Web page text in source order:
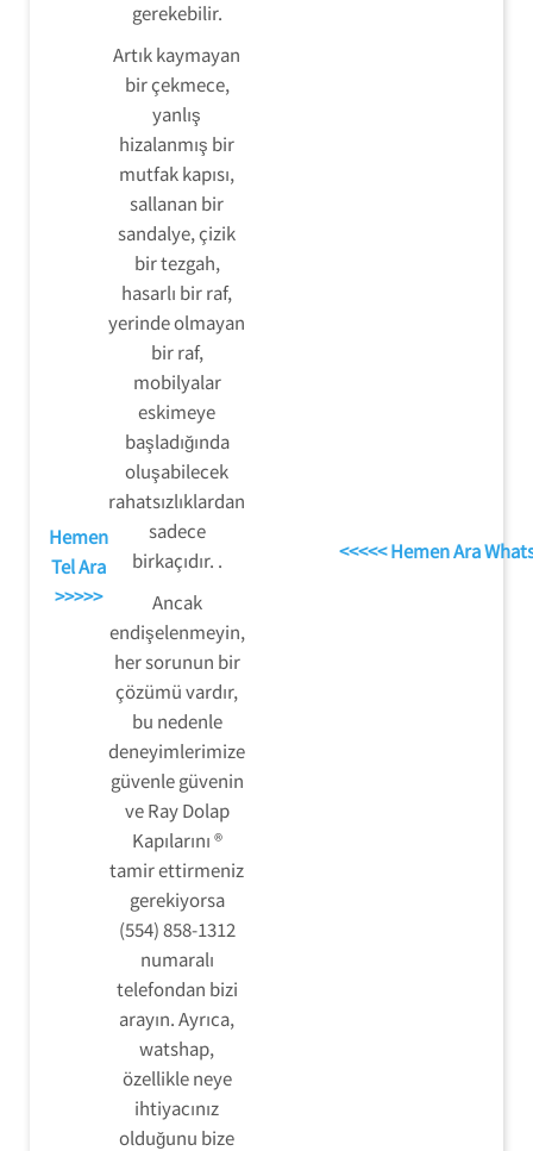
Hemen
Tel Ara
>>>>>
gerekebilir.
Artık kaymayan
bir çekmece,
yanlış
hizalanmış bir
mutfak kapısı,
sallanan bir
sandalye, çizik
bir tezgah,
hasarlı bir raf,
yerinde olmayan
bir raf,
mobilyalar
eskimeye
başladığında
oluşabilecek
rahatsızlıklardan
sadece
birkaçıdır. .
Ancak
endişelenmeyin,
her sorunun bir
çözümü vardır,
bu nedenle
deneyimlerimize
güvenle güvenin
ve Ray Dolap
Kapılarını ®
tamir ettirmeniz
gerekiyorsa
(554) 858-1312
numaralı
telefondan bizi
arayın. Ayrıca,
watshap,
özellikle neye
ihtiyacınız
olduğunu bize
<<<<< Hemen Ara